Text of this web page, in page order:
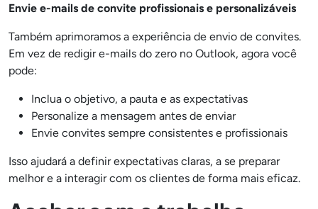
Envie e-mails de convite profissionais e personalizáveis
Também aprimoramos a experiência de envio de convites.
Em vez de redigir e-mails do zero no Outlook, agora você
pode:
Inclua o objetivo, a pauta e as expectativas
Personalize a mensagem antes de enviar
Envie convites sempre consistentes e profissionais
Isso ajudará a definir expectativas claras, a se preparar
melhor e a interagir com os clientes de forma mais eficaz.